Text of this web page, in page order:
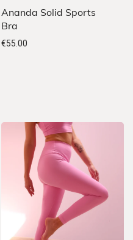
Sellel
tootel
on
tootelehel.
Ananda Solid Sports
Bra
€55.00